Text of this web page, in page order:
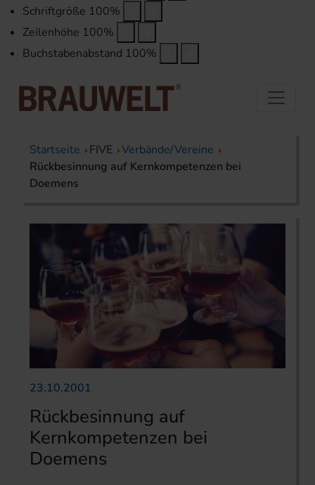
Schriftgröße 100%
Zeilenhöhe 100%
Buchstabenabstand 100%
Startseite FIVE Verbände/Vereine
Rückbesinnung auf Kernkompetenzen bei
Doemens
23.10.2001
Rückbesinnung auf
Kernkompetenzen bei
Doemens